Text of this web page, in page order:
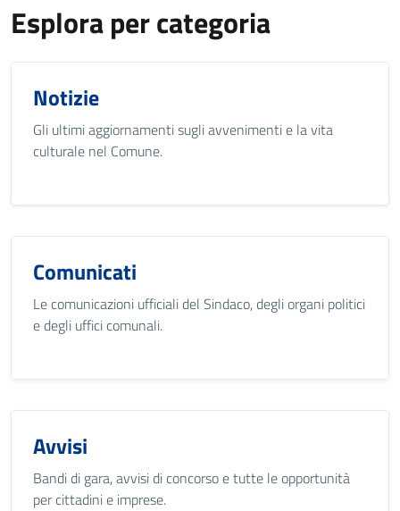
Esplora per categoria
Notizie
Gli ultimi aggiornamenti sugli avvenimenti e la vita
culturale nel Comune.
Comunicati
Le comunicazioni ufficiali del Sindaco, degli organi politici
e degli uffici comunali.
Avvisi
Bandi di gara, avvisi di concorso e tutte le opportunità
per cittadini e imprese.